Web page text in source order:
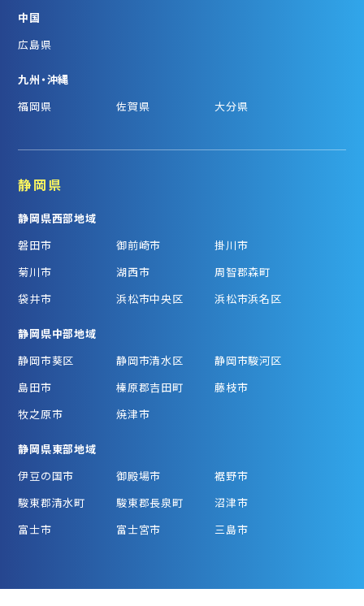
中国
広島県
九州・沖縄
福岡県
佐賀県 大分県
静岡県
静岡県西部地域
磐田市
御前崎市
掛川市
菊川市
湖西市
周智郡森町
袋井市
浜松市中央区 浜松市浜名区
静岡県中部地域
静岡市葵区
静岡市清水区
静岡市駿河区
島田市
榛原郡吉田町
藤枝市
牧之原市
焼津市
静岡県東部地域
伊豆の国市
御殿場市
裾野市
駿東郡清水町
駿東郡長泉町
沼津市
富士市
富士宮市 三島市